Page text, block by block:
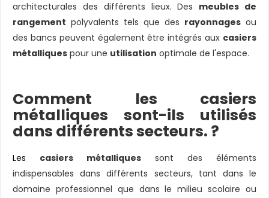
architecturales des différents lieux. Des meubles de
rangement polyvalents tels que des rayonnages ou
des bancs peuvent également être intégrés aux casiers
métalliques pour une utilisation optimale de l'espace.
Comment les casiers
métalliques sont-ils utilisés
dans différents secteurs. ?
Les casiers métalliques sont des éléments
indispensables dans différents secteurs, tant dans le
domaine professionnel que dans le milieu scolaire ou